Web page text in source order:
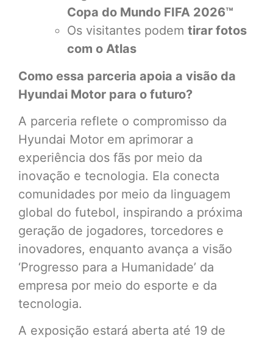
Copa do Mundo FIFA 2026™
Os visitantes podem tirar fotos
com o Atlas
Como essa parceria apoia a visão da
Hyundai Motor para o futuro?
A parceria reflete o compromisso da
Hyundai Motor em aprimorar a
experiência dos fãs por meio da
inovação e tecnologia. Ela conecta
comunidades por meio da linguagem
global do futebol, inspirando a próxima
geração de jogadores, torcedores e
inovadores, enquanto avança a visão
‘Progresso para a Humanidade’ da
empresa por meio do esporte e da
tecnologia.
A exposição estará aberta até 19 de